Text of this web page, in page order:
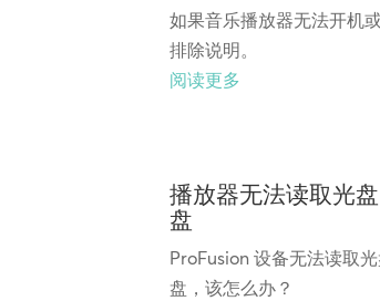
如果音乐播放器无法开机
排除说明。
阅读更多
播放器无法读取光
盘
ProFusion 设备无法读取
盘，该怎么办？